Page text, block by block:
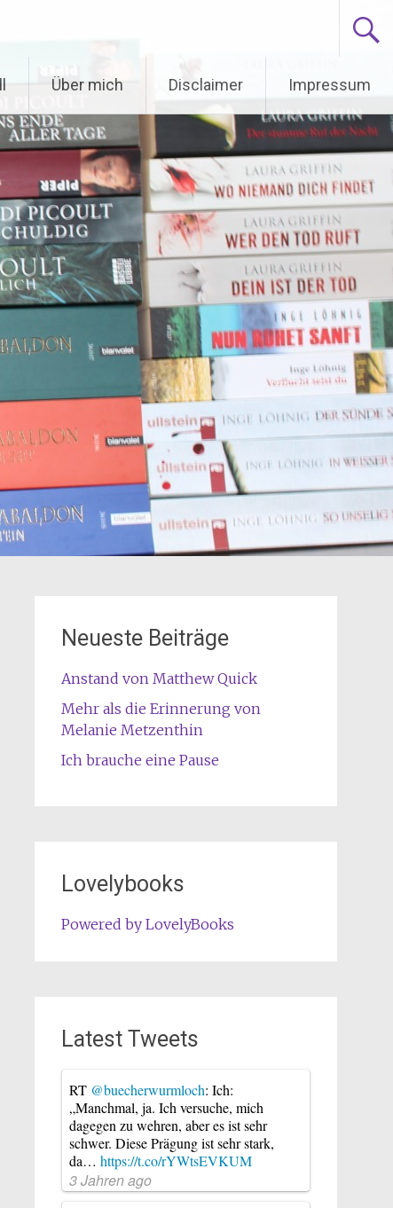
Über mich Disclaimer Impressum
Neueste Beiträge
Anstand von Matthew Quick
Mehr als die Erinnerung von
Melanie Metzenthin
Ich brauche eine Pause
Lovelybooks
Powered by LovelyBooks
Latest Tweets
RT @buecherwurmloch: Ich:
„Manchmal, ja. Ich versuche, mich
dagegen zu wehren, aber es ist sehr
schwer. Diese Prägung ist sehr stark,
da… https://t.co/rYWtsEVKUM
3 Jahren ago